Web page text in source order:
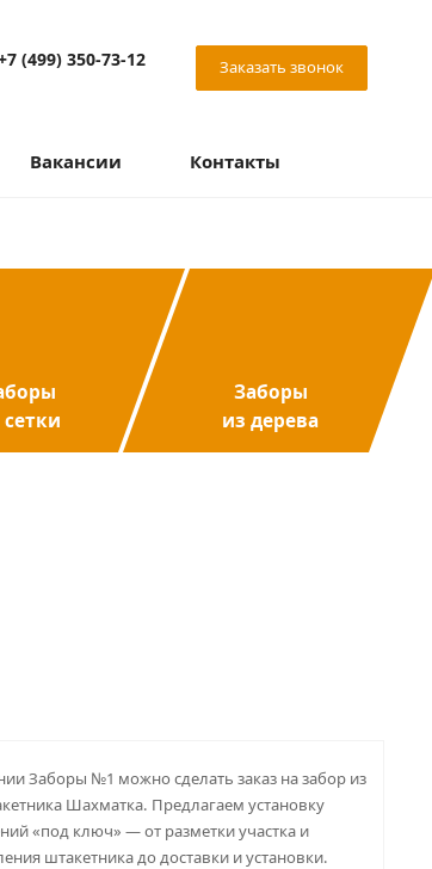
(499) 350-73-12 Заказать звонок
Вакансии Контакты
сетки
Заборы
из дерева
Заборы №1 можно сделать заказ на забор из
Шахматка. Предлагаем установку
«под ключ» — от разметки участка и
штакетника до доставки и установки.